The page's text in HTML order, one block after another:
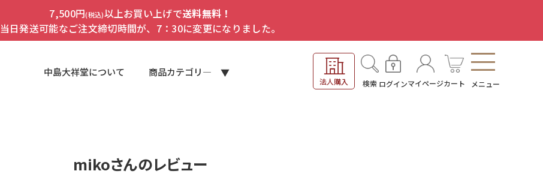
7,500円(税込)以上お買い上げで送料無料！
当日発送可能なご注文締切時間が、7：30に変更になりました。
中島大祥堂について 商品カテゴリ―
法人購入 検索 ログインマイページカート メニュー
mikoさんのレビュー